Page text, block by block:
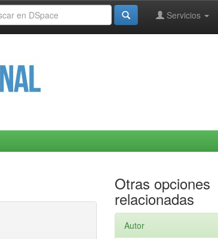
Servicios
Otras opciones
relacionadas
Autor